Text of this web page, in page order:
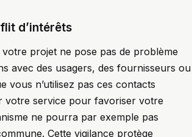
d’intérêts
projet ne pose pas de problème
avec des usagers, des fournisseurs ou
vous n’utilisez pas ces contacts
votre service pour favoriser votre
ne pourra par exemple pas
Cette vigilance protège